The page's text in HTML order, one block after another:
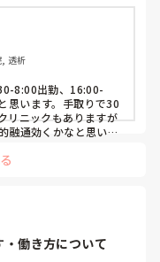
透析
8:00出勤、16:00-
思います。手取りで30
リニックもありますが
融通効くかなと思いま
働き方について